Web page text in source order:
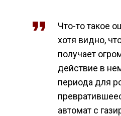
Что-то такое
хотя видно,
получает
действие в
периода для
автомат с